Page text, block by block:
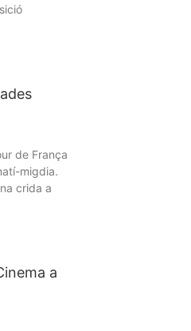
de França
migdia.
crida a
a